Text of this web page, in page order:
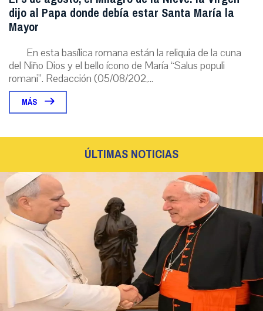
dijo al Papa donde debía estar Santa María la
Mayor
En esta basílica romana están la reliquia de la cuna
del Niño Dios y el bello ícono de María “Salus populi
romani”. Redacción (05/08/202,...
MÁS
ÚLTIMAS NOTICIAS